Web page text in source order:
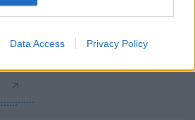
Data Access Privacy Policy